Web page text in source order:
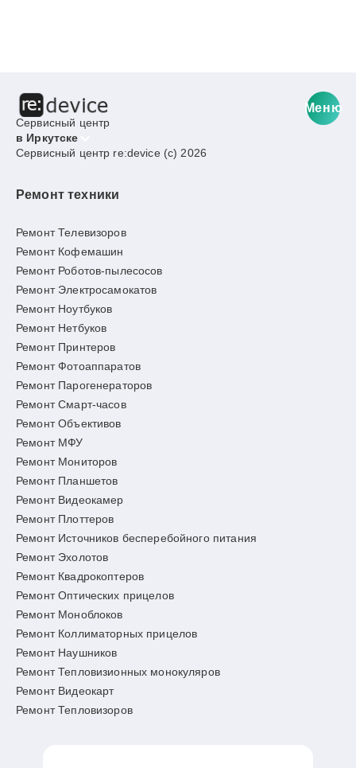
Сервисный центр
в Иркутске
Меню
Сервисный центр re:device (c) 2026
Ремонт техники
Ремонт Телевизоров
Ремонт Кофемашин
Ремонт Роботов-пылесосов
Ремонт Электросамокатов
Ремонт Ноутбуков
Ремонт Нетбуков
Ремонт Принтеров
Ремонт Фотоаппаратов
Ремонт Парогенераторов
Ремонт Смарт-часов
Ремонт Объективов
Ремонт МФУ
Ремонт Мониторов
Ремонт Планшетов
Ремонт Видеокамер
Ремонт Плоттеров
Ремонт Источников бесперебойного питания
Ремонт Эхолотов
Ремонт Квадрокоптеров
Ремонт Оптических прицелов
Ремонт Моноблоков
Ремонт Коллиматорных прицелов
Ремонт Наушников
Ремонт Тепловизионных монокуляров
Ремонт Видеокарт
Ремонт Тепловизоров